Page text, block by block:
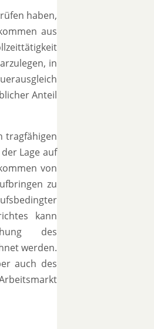
haben,
aus
in
Anteil
tragfähigen
Lage auf
von
zu
kann
des
werden.
auch des